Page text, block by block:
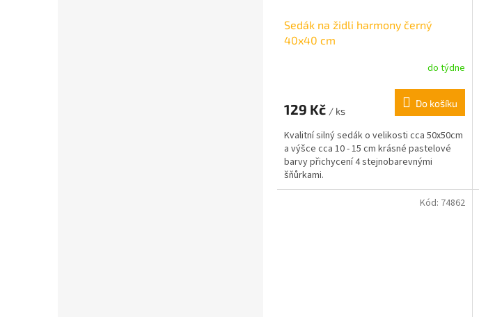
Sedák na židli harmony černý
40x40 cm
do týdne
129 Kč / ks
Do košíku
Kvalitní silný sedák o velikosti cca 50x50cm
a výšce cca 10 - 15 cm krásné pastelové
barvy přichycení 4 stejnobarevnými
šňůrkami.
Kód: 74862